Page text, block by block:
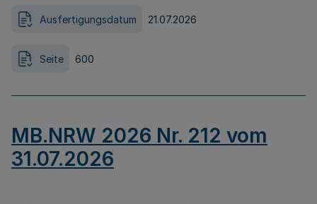
Ausfertigungsdatum 21.07.2026
Seite 600
MB.NRW 2026 Nr. 212 vom
31.07.2026